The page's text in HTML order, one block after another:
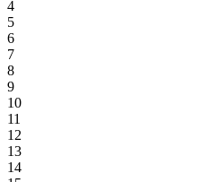
4
5
6
7
8
9
10
11
12
13
14